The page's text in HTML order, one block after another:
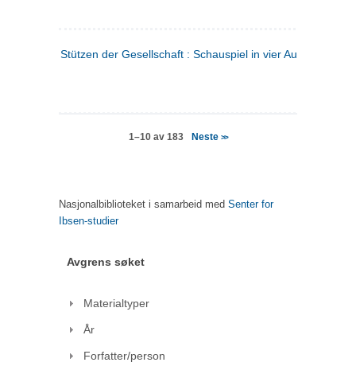
Stützen der Gesellschaft : Schauspiel in vier Aufzügen
1–10 av 183 Neste >>
Nasjonalbiblioteket i samarbeid med Senter for
Ibsen-studier
Avgrens søket
Materialtyper
År
Forfatter/person